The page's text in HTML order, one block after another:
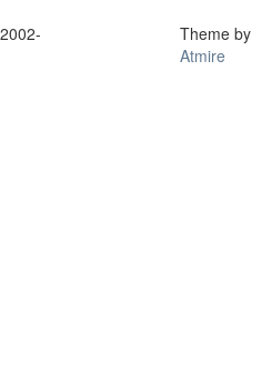
Theme by
Atmire